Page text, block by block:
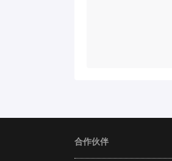
合作伙伴